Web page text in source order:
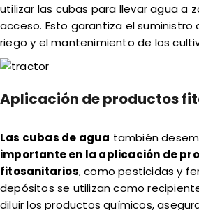
utilizar las cubas para llevar agua a
acceso. Esto garantiza el
riego y el mantenimiento de los
Aplicación de productos
Las cubas de agua también
importante en la aplicación de
fitosanitarios, como pesticidas y
depósitos se utilizan como
diluir los productos químicos,